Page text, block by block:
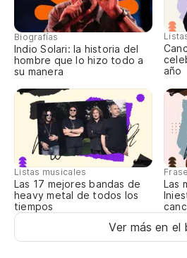
Biografías
Indio Solari: la historia del
hombre que lo hizo todo a
su manera
año
Listas musicales
Las 17 mejores bandas de
heavy metal de todos los
tiempos
Las
Ver más en el